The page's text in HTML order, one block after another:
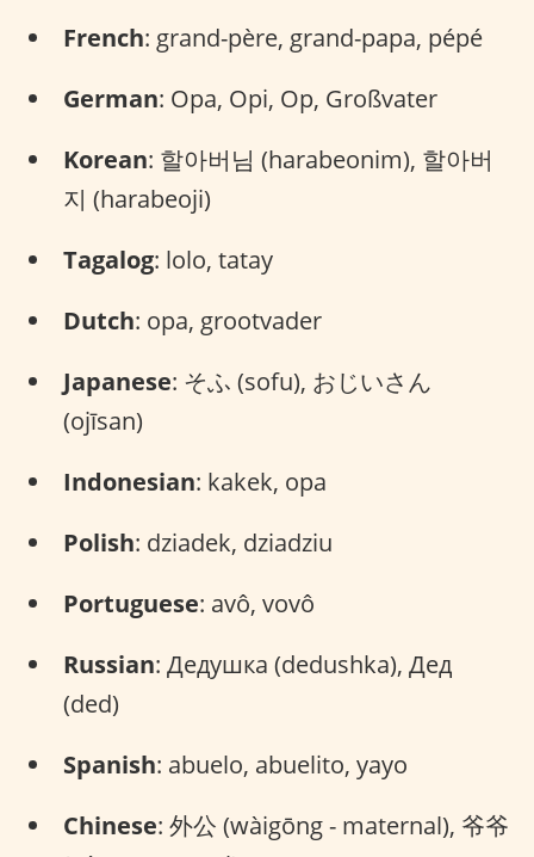
French: grand-père, grand-papa, pépé
German: Opa, Opi, Op, Großvater
Korean: 할아버님 (harabeonim), 할아버
지 (harabeoji)
Tagalog: lolo, tatay
Dutch: opa, grootvader
Japanese: そふ (sofu), おじいさん
(ojīsan)
Indonesian: kakek, opa
Polish: dziadek, dziadziu
Portuguese: avô, vovô
Russian: Дедушка (dedushka), Дед
(ded)
Spanish: abuelo, abuelito, yayo
Chinese: 外公 (wàigōng - maternal), 爷爷